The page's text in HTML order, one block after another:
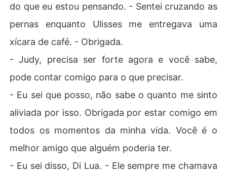
do que eu estou pensando. - Sentei cruzando as
pernas enquanto Ulisses me entregava uma
xícara de café. - Obrigada.
- Judy, precisa ser forte agora e você sabe,
pode contar comigo para o que precisar.
- Eu sei que posso, não sabe o quanto me sinto
aliviada por isso. Obrigada por estar comigo em
todos os momentos da minha vida. Você é o
melhor amigo que alguém poderia ter.
- Eu sei disso, Di Lua. - Ele sempre me chamava